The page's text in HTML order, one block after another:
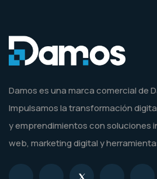
Damos es una marca comercial de
Impulsamos la transformación
y emprendimientos con soluciones
web, marketing digital y